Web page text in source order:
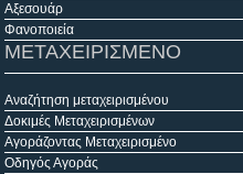
Αξεσουάρ
Φανοποιεία
ΜΕΤΑΧΕΙΡΙΣΜΕΝΟ
Αναζήτηση μεταχειρισμένου
Δοκιμές Μεταχειρισμένων
Αγοράζοντας Μεταχειρισμένο
Οδηγός Αγοράς